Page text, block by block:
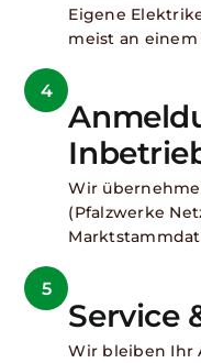
Eigene
meist an einem
4
Wir
(Pfalzwerke
5
Service
Wir bleiben Ihr